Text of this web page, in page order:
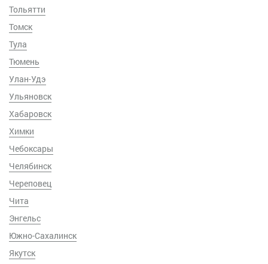
Тольятти
Томск
Тула
Тюмень
Улан-Удэ
Ульяновск
Хабаровск
Химки
Чебоксары
Челябинск
Череповец
Чита
Энгельс
Южно-Сахалинск
Якутск